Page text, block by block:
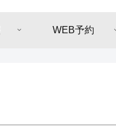
WEB予約